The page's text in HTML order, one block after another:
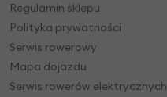
Regulamin sklepu
Polityka prywatności
Serwis rowerowy
Mapa dojazdu
Serwis rowerów elektrycznych